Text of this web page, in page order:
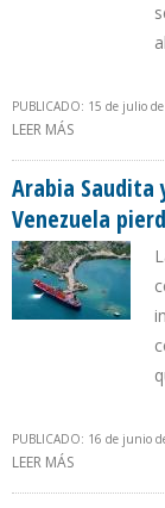
PUBLICADO: 15 de julio
LEER MÁS
Arabia Saudita
Venezuela
PUBLICADO: 16 de junio
LEER MÁS